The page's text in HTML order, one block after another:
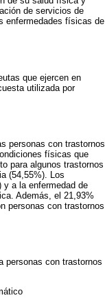
de servicios de
enfermedades físicas de
que ejercen en
utilizada por
personas con trastornos
físicas que
para algunos trastornos
(54,55%). Los
y a la enfermedad de
Además, el 21,93%
personas con trastornos
personas con trastornos